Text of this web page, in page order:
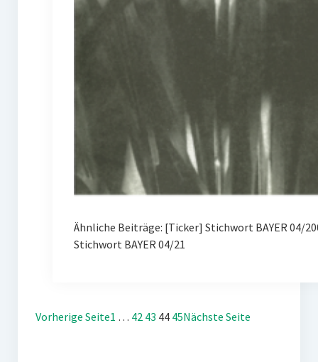
Ähnliche Beiträge: [Ticker] Stichwort BAYER 04/
Stichwort BAYER 04/21
Vorherige Seite1 … 42 43 44 45Nächste Seite